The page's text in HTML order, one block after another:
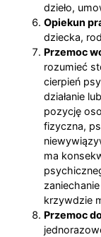
dzieło,
Opiekun
dziecka,
Przemoc
rozumieć
cierpień
działanie
pozycję
fizyczna,
ma
krzywdzie
Przemoc